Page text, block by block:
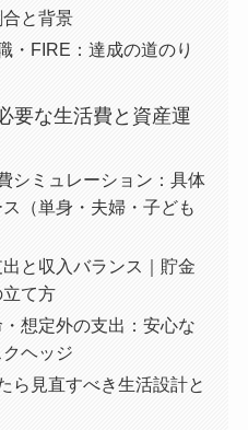
と背景
・FIRE：達成の道のり
要な生活費と資産運
シミュレーション：具体
（単身・夫婦・子ども
と収入バランス｜貯金
て方
想定外の支出：安心な
ヘッジ
ら見直すべき生活設計と